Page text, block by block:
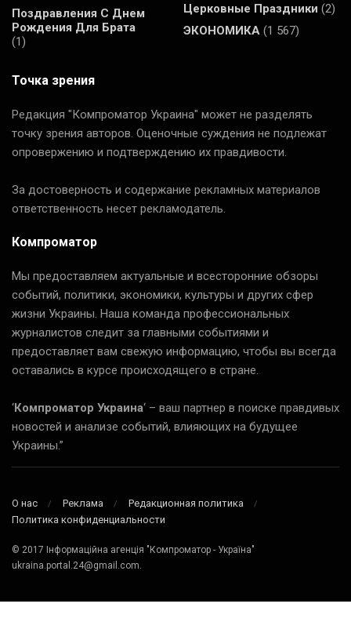
Поздравления С Днем
Рождения Для Брата
(1)
Церковные Праздники (2)
ЭКОНОМИКА (1 567)
Точка зрения
Редакция "Компроматор Украина" может не разделять
точку зрения авторов. Оценочные суждения не подлежат
опровержению и подтверждению их правдивости.
За достоверность и содержание рекламных материалов
ответственность несет рекламодатель.
Компроматор
Мы предоставляем актуальные и всесторонние обзоры
событий, политики, экономики, культуры и других сфер
жизни Украины. Наша команда профессиональных
журналистов следит за главными событиями и
предоставляет вам свежую информацию, чтобы вы всегда
оставались в курсе происходящего в стране.
‘Компроматор Украина‘ – ваш партнер в поиске правдивых
новостей и анализе событий, влияющих на будущее
Украины.”
О нас Реклама
Редакционная политика
Политика конфиденциальности
© 2017 Інформаційна агенція "Компроматор - Україна"
ukraina.portal.24@gmail.com.